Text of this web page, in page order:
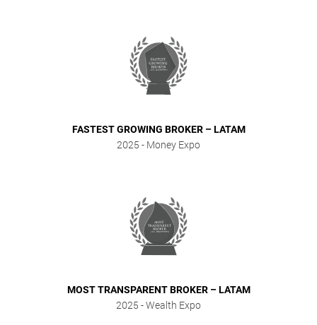
FASTEST GROWING BROKER – LATAM
2025 - Money Expo
MOST TRANSPARENT BROKER – LATAM
2025 - Wealth Expo